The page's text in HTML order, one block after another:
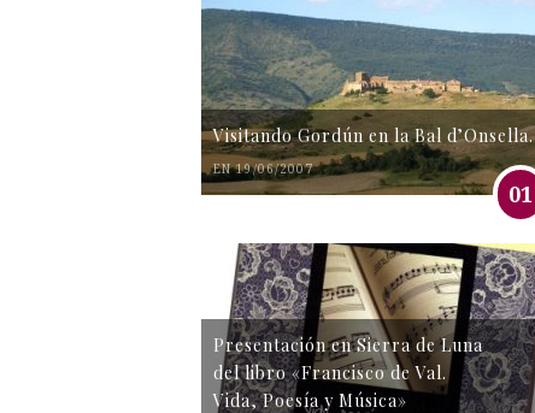
Visitando Gordún en la Bal d’Onsella.
EN 19/06/2007
01
Presentación en Sierra de Luna
del libro «Francisco de Val.
Vida, Poesía y Música»